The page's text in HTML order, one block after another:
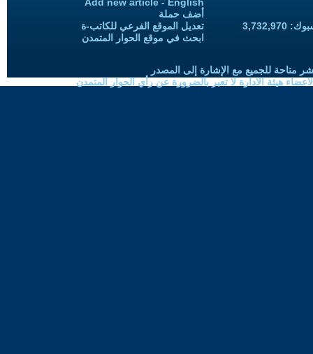
أضف حملة
تعديل الموقع الفرعي للكاتب-ة
ابحث في موقع الحوار المتمدن
متاحة للجميع مع الإشارة إلى المصدر
هيئة الادارة لا تعبر بالضرورة عن رأي الحوار المتمدن